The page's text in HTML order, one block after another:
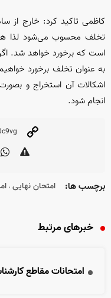
کاظمی تاکید کرد: خارج از
تخلف محسوب می‌شود لذا هر
است که برخورد خواهد شد.
به عنوان تخلف برخورد
اشکالات آن استخراج و
انجام شود.
برچسب ها: امتحان نهایی ،
خبرهای مرتبط
امتحانات مقاطع